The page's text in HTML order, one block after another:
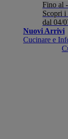
Fino al
Scopri i
dal 04/
Nuovi Arrivi
Cucinare e